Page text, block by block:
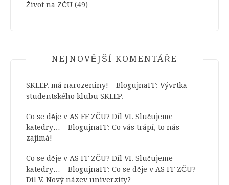
Život na ZČU (49)
NEJNOVĚJŠÍ KOMENTÁŘE
SKLEP. má narozeniny! – BlogujnaFF: Vývrtka
studentského klubu SKLEP.
Co se děje v AS FF ZČU? Díl VI. Slučujeme
katedry… – BlogujnaFF: Co vás trápí, to nás
zajímá!
Co se děje v AS FF ZČU? Díl VI. Slučujeme
katedry… – BlogujnaFF: Co se děje v AS FF ZČU?
Díl V. Nový název univerzity?